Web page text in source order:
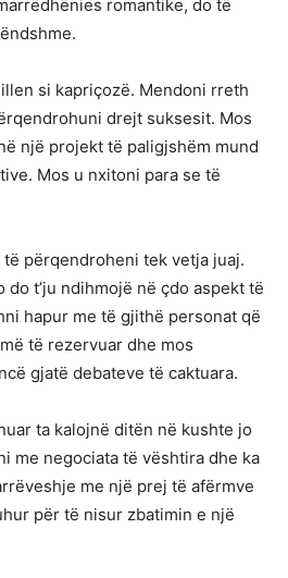
romantike, do të
si kapriçozë. Mendoni rreth
drejt suksesit. Mos
një projekt të paligjshëm mund
Mos u nxitoni para se të
përqendroheni tek vetja juaj.
do t’ju ndihmojë në çdo aspekt të
hapur me të gjithë personat që
të rezervuar dhe mos
gjatë debateve të caktuara.
ta kalojnë ditën në kushte jo
me negociata të vështira dhe ka
me një prej të afërmve
për të nisur zbatimin e një